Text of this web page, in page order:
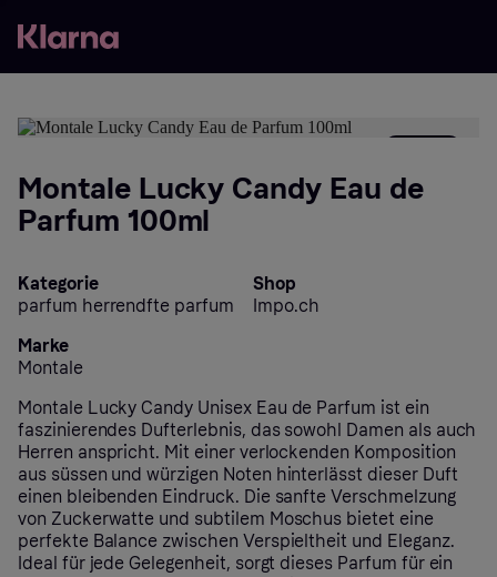
Montale Lucky Candy Eau de
Parfum 100ml
Kategorie
parfum herrendfte parfum
Shop
Impo.ch
Marke
Montale
Montale Lucky Candy Unisex Eau de Parfum ist ein
faszinierendes Dufterlebnis, das sowohl Damen als auch
Herren anspricht. Mit einer verlockenden Komposition
aus süssen und würzigen Noten hinterlässt dieser Duft
einen bleibenden Eindruck. Die sanfte Verschmelzung
von Zuckerwatte und subtilem Moschus bietet eine
perfekte Balance zwischen Verspieltheit und Eleganz.
Ideal für jede Gelegenheit, sorgt dieses Parfum für ein